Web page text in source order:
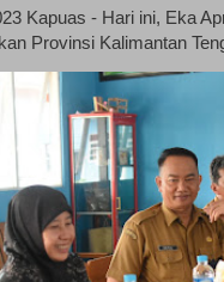
Kapuas - Hari ini, Eka
Provinsi Kalimantan